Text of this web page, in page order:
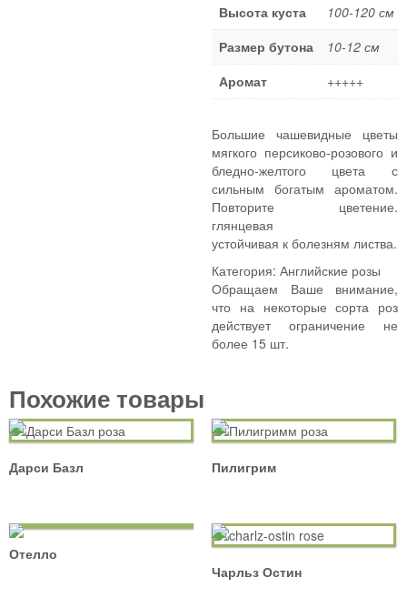
Высота куста
100-120 см
Размер бутона
10-12 см
Аромат
+++++
Большие чашевидные цветы
мягкого персиково-розового и
бледно-желтого цвета с
сильным богатым ароматом.
Повторите цветение.
глянцевая
устойчивая к болезням листва.
Категория: Английские розы
Обращаем Ваше внимание,
что на некоторые сорта роз
действует ограничение не
более 15 шт.
Похожие товары
Дарси Базл Пилигрим
Отелло
Чарльз Остин